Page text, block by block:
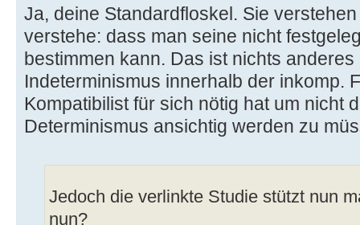
Ja, deine Standardfloskel. Sie
verstehe: dass man seine nicht
bestimmen kann. Das ist nichts
Indeterminismus innerhalb der inkomp.
Kompatibilist für sich nötig hat um nicht
Determinismus ansichtig werden zu
Jedoch die verlinkte Studie stützt nun
nun?